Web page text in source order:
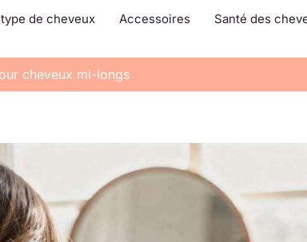
de cheveux Accessoires
Santé des
cheveux mi-longs